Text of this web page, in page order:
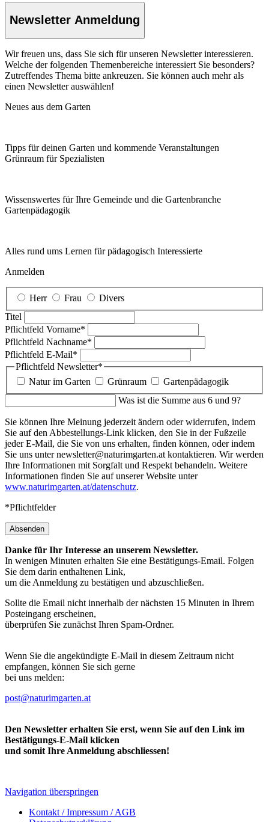
Newsletter Anmeldung
Wir freuen uns, dass Sie sich für unseren Newsletter interessieren.
Welche der folgenden Themenbereiche interessiert Sie besonders?
Zutreffendes Thema bitte ankreuzen. Sie können auch mehr als
einen Newsletter auswählen!
Neues aus dem Garten
Tipps für deinen Garten und kommende Veranstaltungen
Grünraum für Spezialisten
Wissenswertes für Ihre Gemeinde und die Gartenbranche
Garten­pädagogik
Alles rund ums Lernen für pädagogisch Interessierte
Anmelden
Herr Frau
Divers
Titel
Pflichtfeld Vorname*
Pflichtfeld Nachname*
Pflichtfeld E-Mail*
Pflichtfeld Newsletter*
Natur im Garten
Grünraum
Gartenpädagogik
Was ist die Summe aus 6 und 9?
Sie können Ihre Meinung jederzeit ändern oder widerrufen, indem
Sie auf den Abbestellungs-Link klicken, den Sie in der Fußzeile
jeder E-Mail, die Sie von uns erhalten, finden können, oder indem
Sie uns unter newsletter@naturimgarten.at kontaktieren. Wir werden
Ihre Informationen mit Sorgfalt und Respekt behandeln. Weitere
Informationen finden Sie auf unserer Website unter
www.naturimgarten.at/datenschutz.
*Pflichtfelder
Absenden
Danke für Ihr Interesse an unserem Newsletter.
In wenigen Minuten erhalten Sie eine Bestätigungs-Email. Folgen
Sie dem darin enthaltenen Link,
um die Anmeldung zu bestätigen und abzuschließen.
Sollte die Email nicht innerhalb der nächsten 15 Minuten in Ihrem
Posteingang erscheinen,
überprüfen Sie zunächst Ihren Spam-Ordner.
Wenn Sie die angekündigte E-Mail in diesem Zeitraum nicht
empfangen, können Sie sich gerne
bei uns melden:
post@naturimgarten.at
Den Newsletter erhalten Sie erst, wenn Sie auf den Link im
Bestätigungs-E-Mail klicken
und somit Ihre Anmeldung abschliessen!
Navigation überspringen
Kontakt / Impressum / AGB